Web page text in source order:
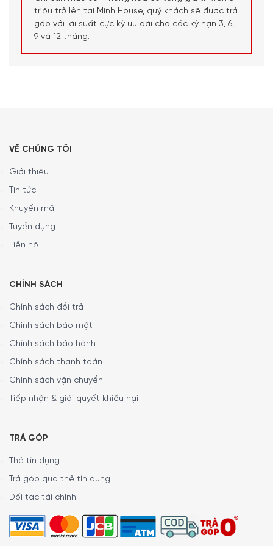
Rượu Vang Liebherr WTes 5872 Vinidor 3
3 vùng nhiệt độ – phạm vi nhiệt độ +5 °C
đến +20 °C
triệu trở lên tại Minh House, quý khách sẽ được trả
góp với lãi suất cực kỳ ưu đãi cho các kỳ hạn 3, 6,
9 và 12 tháng.
VỀ CHÚNG TÔI
Giới thiệu
Tin tức
Khuyến mãi
Tuyển dụng
Liên hệ
CHÍNH SÁCH
Chính sách đổi trả
Chính sách bảo mật
Chính sách bảo hành
Chính sách thanh toán
Chính sách vận chuyển
Tiếp nhận & giải quyết khiếu nại
TRẢ GÓP
Thẻ tín dụng
Trả góp qua thẻ tín dụng
Đối tác tài chính